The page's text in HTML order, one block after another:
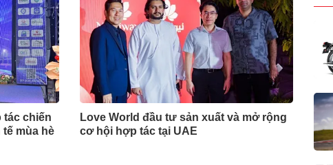
tác chiến
mùa hè
Love World đầu tư sản xuất và mở rộng
cơ hội hợp tác tại UAE